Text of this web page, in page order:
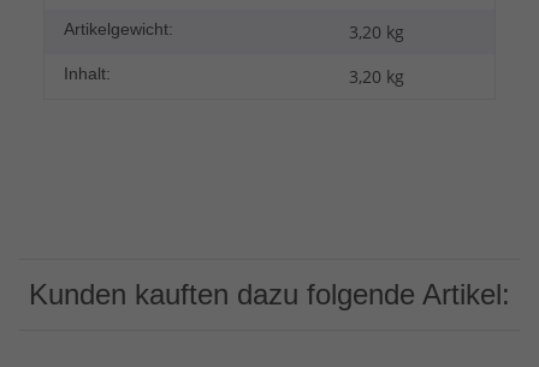
Artikelgewicht: 3,20 kg
Inhalt: 3,20 kg
Kunden kauften dazu folgende Artikel: